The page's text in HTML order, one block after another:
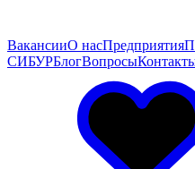
ВакансииО насПредприятия
СИБУРБлогВопросы